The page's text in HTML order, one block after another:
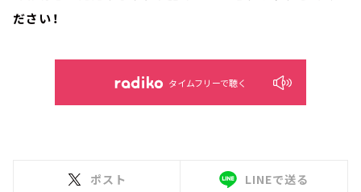
ださい！
タイムフリーで聴く
ポスト LINEで送る